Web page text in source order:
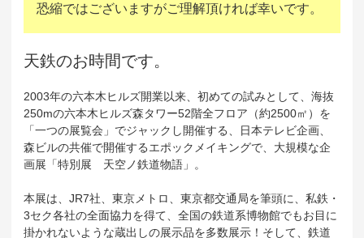
恐縮ではございますがご理解頂ければ幸いです。
天鉄のお時間です。
2003年の六本木ヒルズ開業以来、初めての試みとして、海抜
250mの六本木ヒルズ森タワー52階全フロア（約2500㎡）を
「一つの展覧会」でジャックし開催する、日本テレビ企画、
森ビルの共催で開催するエポックメイキングで、大規模な企
画展「特別展 天空ノ鉄道物語」。
本展は、JR7社、東京メトロ、東京都交通局を筆頭に、私鉄・
3セク各社の全面協力を得て、全国の鉄道系博物館でもお目に
掛かれないような蔵出しの展示品を多数展示！そして、鉄道